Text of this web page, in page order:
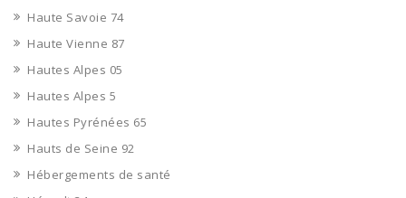
Haute Savoie 74
Haute Vienne 87
Hautes Alpes 05
Hautes Alpes 5
Hautes Pyrénées 65
Hauts de Seine 92
Hébergements de santé